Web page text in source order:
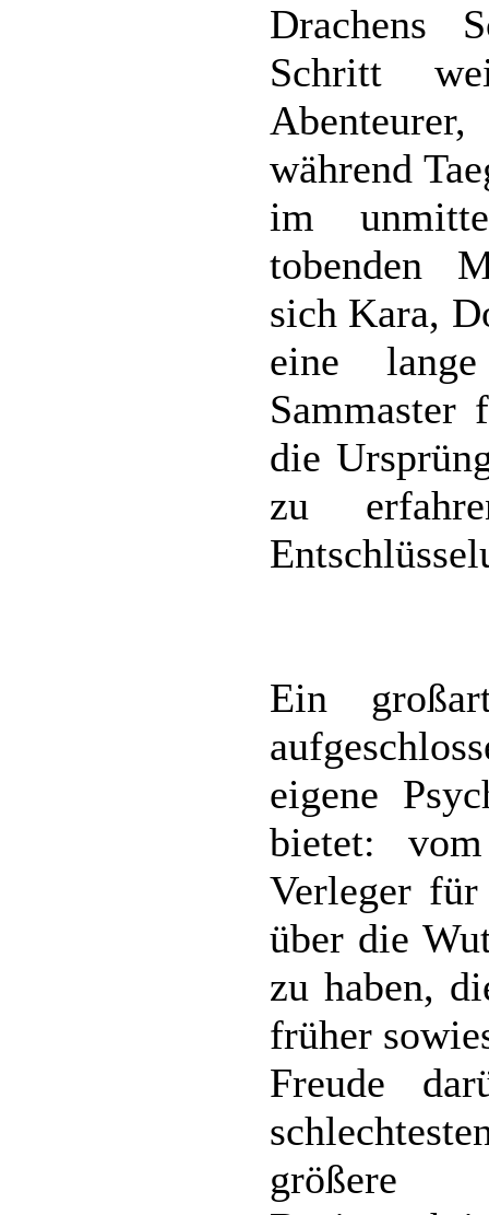
Drachens
Schritt
während
im
tobenden
sich Kara,
eine
Sammaster
die
zu
Ein
eigene
bietet:
Verleger
über die
zu haben,
früher
Freude
größere